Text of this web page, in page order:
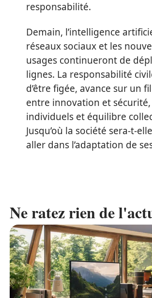
responsabilité.
Demain, l’intelligence
réseaux sociaux et les
usages continueront de
lignes. La responsabilité
d’être figée, avance sur un
entre innovation et
individuels et équilibre
Jusqu’où la société sera-t-
aller dans l’adaptation de
Ne ratez rien de